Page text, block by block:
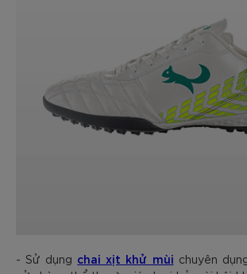
- Sử dụng chai xịt khử mùi chuyên